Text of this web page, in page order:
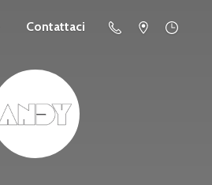
Contattaci